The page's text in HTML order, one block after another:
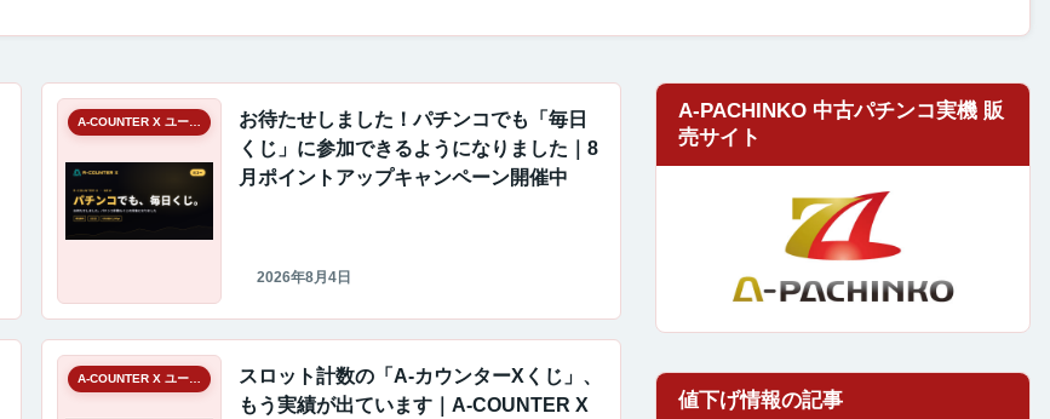
お待たせしました！パチンコでも「毎日
くじ」に参加できるようになりました｜8
月ポイントアップキャンペーン開催中
2026年8月4日
スロット計数の「A-カウンターXくじ」、
もう実績が出ています｜A-COUNTER X
A-PACHINKO 中古パチンコ実機 販
売サイト